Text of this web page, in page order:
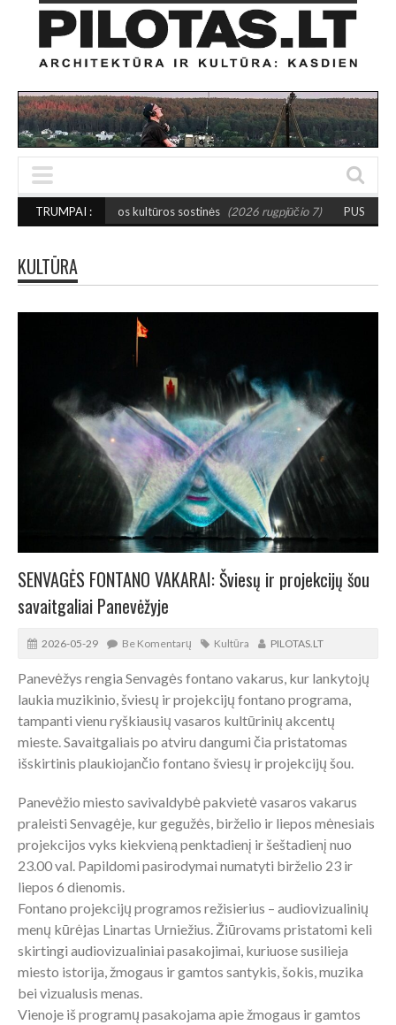
TRUMPAI :
kultūros sostinės (2026 rugpjūčio 7) PUSIAUSVYROS AKTAS
KULTŪRA
SENVAGĖS FONTANO VAKARAI: Šviesų ir projekcijų šou
savaitgaliai Panevėžyje
2026-05-29 Be Komentarų Kultūra PILOTAS.LT
Panevėžys rengia Senvagės fontano vakarus, kur lankytojų
laukia muzikinio, šviesų ir projekcijų fontano programa,
tampanti vienu ryškiausių vasaros kultūrinių akcentų
mieste. Savaitgaliais po atviru dangumi čia pristatomas
išskirtinis plaukiojančio fontano šviesų ir projekcijų šou.
Panevėžio miesto savivaldybė pakvietė vasaros vakarus
praleisti Senvagėje, kur gegužės, birželio ir liepos mėnesiais
projekcijos vyks kiekvieną penktadienį ir šeštadienį nuo
23.00 val. Papildomi pasirodymai numatyti birželio 23 ir
liepos 6 dienomis.
Fontano projekcijų programos režisierius – audiovizualinių
menų kūrėjas Linartas Urniežius. Žiūrovams pristatomi keli
skirtingi audiovizualiniai pasakojimai, kuriuose susilieja
miesto istorija, žmogaus ir gamtos santykis, šokis, muzika
bei vizualusis menas.
Vienoje iš programų pasakojama apie žmogaus ir gamtos